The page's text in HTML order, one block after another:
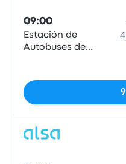
09:00
Estación de
Autobuses de